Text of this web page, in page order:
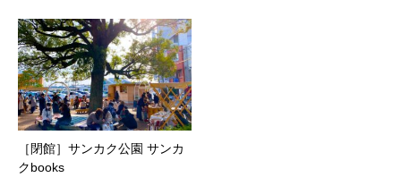
［閉館］サンカク公園 サンカ
クbooks